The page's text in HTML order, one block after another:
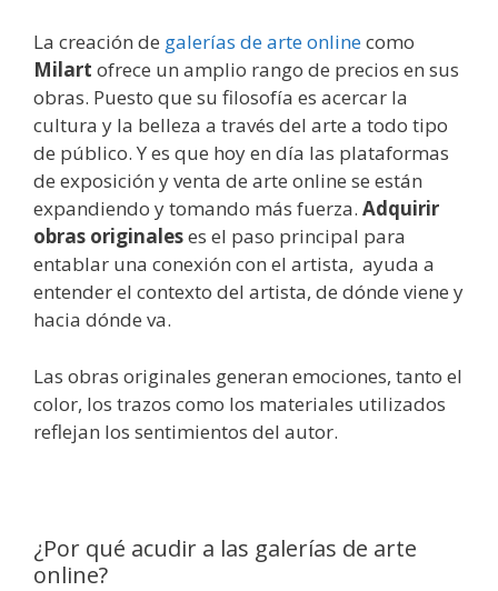
La creación de galerías de arte onlinecomo
Milart ofrece un amplio rango de precios en sus
obras. Puesto que su filosofía es acercar la
cultura y la belleza a través del arte a todo tipo
de público. Y es que hoy en día las plataformas
de exposición y venta de arte online se están
expandiendo y tomando más fuerza. Adquirir
obras originaleses el paso principal para
entablar una conexión con el artista, ayuda a
entender el contexto del artista, de dónde viene y
hacia dónde va.
Las obras originales generan emociones, tanto el
color, los trazos como los materiales utilizados
reflejan los sentimientos del autor.
¿Por qué acudir a las galerías de arte
online?